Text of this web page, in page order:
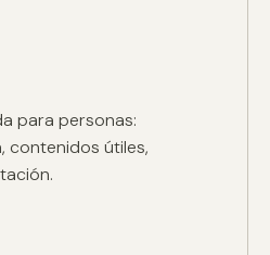
para personas:
contenidos útiles,